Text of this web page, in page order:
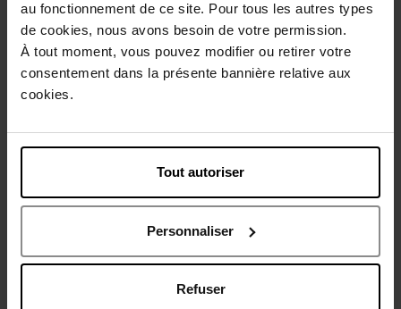
au fonctionnement de ce site. Pour tous les autres types
de cookies, nous avons besoin de votre permission.
À tout moment, vous pouvez modifier ou retirer votre
consentement dans la présente bannière relative aux
cookies.
Tout autoriser
Personnaliser
Refuser
Conseil d'utilisation
Caractéristiques
Avis client Politique relative aux avis des clients
Vous aimerez peut-être